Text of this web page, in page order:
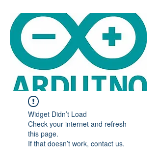
Widget Didn’t Load
Check your internet and refresh
this page.
If that doesn’t work, contact us.